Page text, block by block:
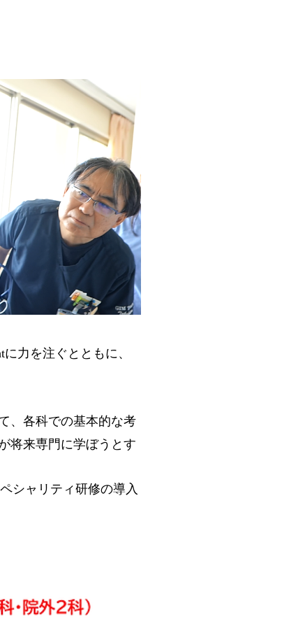
力を注ぐとともに、
、各科での基本的な考
将来専門に学ぼうとす
シャリティ研修の導入